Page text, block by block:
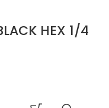
HEX 1/4